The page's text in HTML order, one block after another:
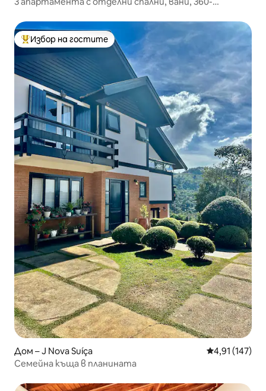
Най-популярен избор на гостите
Избор на гостите
Дом – J Nova Suíça Средна
4,91 (147)
Семейна къща в планината